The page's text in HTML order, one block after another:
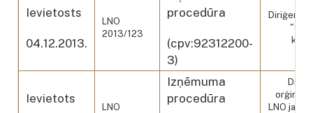
Ievietosts
04.12.2013.
LNO
2013/123
procedūra
(cpv:92312200-
3)
Diriģents
Ievietots
LNO
Izņēmuma
procedūra
LNO